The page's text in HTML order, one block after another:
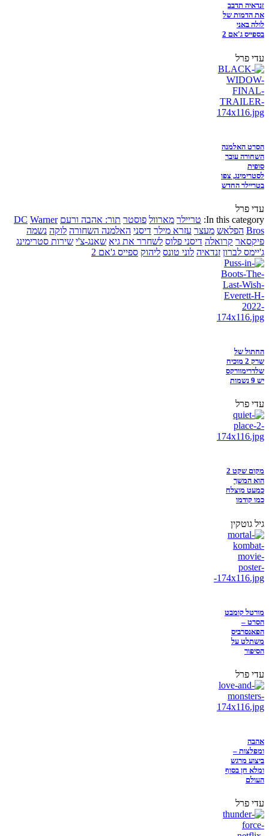
זנדאיה תדבב
את הדמות של
לולה באני
בספייס ג'אם 2
עדי פרל
הסרט האלמנה
השחורה עובר
סופית
לסטרימינג, צפו
בטריילר החדש
עדי פרל
In this category: טריילר מארוול פוסטר תור: אהבה ורעם DC Warner
Bros הפלאש מעצר עזרא מילר דיסני האלמנה השחורה לוקה נשמה
פיקסאר קרואלה דיסני פלוס לשחרר את גיא שאנג-צ'י שירות סטרימינג
ג'יימס לברון זנדאיה לוני טונס ליהוק ספייס ג'אם 2
החתול של
שרק 2 מוכיח
שלדרימוורקס
יש 9 נשמות
עדי פרל
מקום שקט 2
הוא המשך
כמעט מוצלח
כמו קודמו
גיל גוטקין
מורטל קומבט
הסרט –
הפאנסרביס
משתלט על
הסיפור
עדי פרל
אהבה
ומפלצות –
ביצוע מרגש
ומלא חן בסוף
העולם
עדי פרל